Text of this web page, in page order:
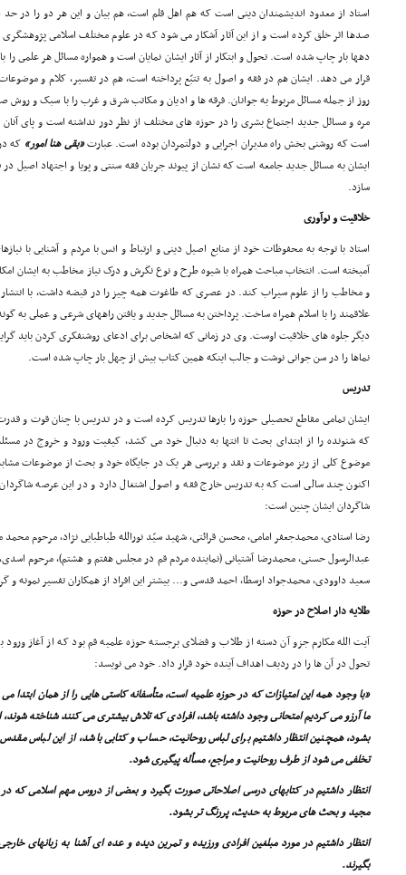
استاد از معدود اندیشمندان دینى است که هم اهل قلم است، هم بیان و این هر دو را در
صدها اثر خلق کرده است و از این آثار آشکار مى شود که در علوم مختلف اسلامى
دهها بار چاپ شده است. تحول و ابتکار از آثار ایشان نمایان است و همواره مسائل هر علمى
قرار مى دهد. ایشان هم در فقه و اصول به تتبّع پرداخته است، هم در تفسیر، کلام و
روز از جمله مسائل مربوط به جوانان. فرقه ها و ادیان و مکاتب شرق و غرب را با سبک و
مره و مسائل جدید اجتماع بشرى را در حوزه هاى مختلف از نظر دور نداشته است و پاى
است که روشنى بخش راه مدیران اجرایى و دولتمردان بوده است. عبارت«بقى هنا امور» که
ایشان به مسائل جدید جامعه است که نشان از پیوند جریان فقه سنتى و پویا و اجتهاد اصیل
سازد.
خلاقیت و نوآورى
استاد با توجه به محفوظات خود از منابع اصیل دینى و ارتباط و انس با مردم و آشنایى با
آمیخته است. انتخاب مباحث همراه با شیوه طرح و نوع نگرش و درک نیاز مخاطب به ایشان
و مخاطب را از علوم سیراب کند. در عصرى که طاغوت همه چیز را در قبضه داشت، با انتشار
علاقمند را با اسلام همراه ساخت. پرداختن به مسائل جدید و یافتن راههاى شرعى و عملى به
دیگر جلوه هاى خلاقیت اوست. وى در زمانى که اشخاص براى ادعاى روشنفکرى کردن باید
نماها را در سن جوانى نوشت و جالب اینکه همین کتاب بیش از چهل بار چاپ شده است.
تدریس
ایشان تمامى مقاطع تحصیلى حوزه را بارها تدریس کرده است و در تدریس با چنان قوت و
که شنونده را از ابتداى بحث تا انتها به دنبال خود مى کشد، کیفیت ورود و خروج در
موضوع کلى از ریز موضوعات و نقد و بررسى هر یک در جایگاه خود و بحث از موضوعات
اکنون چند سالى است که به تدریس خارج فقه و اصول اشتغال دارد و در این عرصه
شاگردان ایشان چنین است:
رضا استادى، محمدجعفر امامى، محسن قرائتى، شهید سیّد نورالله طباطبایى نژاد، مرحوم
عبدالرسول حسنى، محمدرضا آشتیانى (نماینده مردم قم در مجلس هفتم و هشتم)، مرحوم
سعید داوودى، محمدجواد ارسطا، احمد قدسى و... بیشتر این افراد از همکاران تفسیر نمونه و
طلایه دار اصلاح در حوزه
آیت الله مکارم جزو آن دسته از طلاب و فضلاى برجسته حوزه علمیه قم بود که از آغاز
تحول در آن ها را در ردیف اهداف آینده خود قرار داد. خود مى نویسد:
«با وجود همه این امتیازات که در حوزه علمیه است، متأسفانه کاستى هایى را از همان ابتدا
ما آرزو مى کردیم امتحانى وجود داشته باشد، افرادى که تلاش بیشترى مى کنند شناخته شوند،
بشود، همچنین انتظار داشتیم براى لباس روحانیت، حساب و کتابى باشد، از این لباس
تخلفى مى شود از طرف روحانیت و مراجع، مسأله پیگیرى شود.
انتظار داشتیم در کتابهاى درسى اصلاحاتى صورت بگیرد و بعضى از دروس مهم اسلامى که
مجید و بحث هاى مربوط به حدیث، پررنگ تر بشود.
انتظار داشتیم در مورد مبلغین افرادى ورزیده و تمرین دیده و عده اى آشنا به زبانهاى
بگیرند.